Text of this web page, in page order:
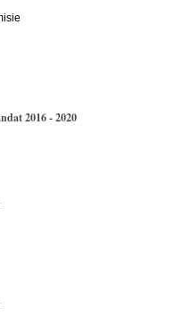
2016 - 2020